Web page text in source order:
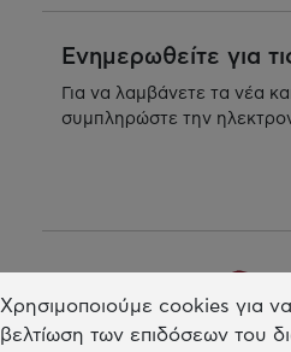
Ενημερωθείτε για
Για να λαμβάνετε τα νέα
συμπληρώστε την
Χρησιμοποιούμε cookies για
βελτίωση των επιδόσεων του